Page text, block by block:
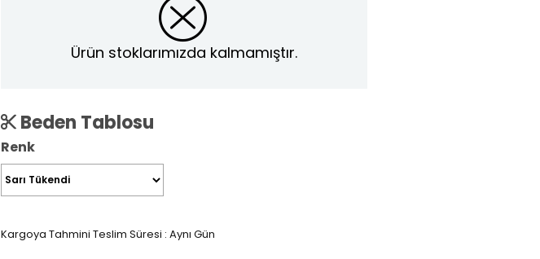
Ürün stoklarımızda kalmamıştır.
Beden Tablosu
Renk
Kargoya Tahmini Teslim Süresi : Aynı Gün